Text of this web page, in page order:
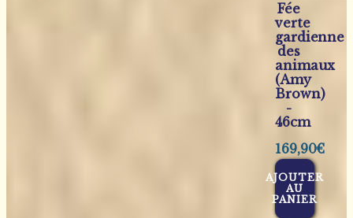
Fée
verte
gardienne
des
animaux
(Amy
Brown)
-
46cm
169,90€
AJOUTER
AU
PANIER